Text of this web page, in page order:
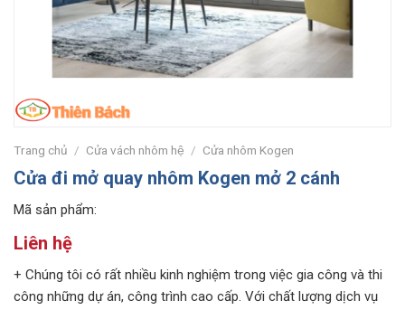
Trang chủ / Cửa vách nhôm hệ / Cửa nhôm Kogen
Cửa đi mở quay nhôm Kogen mở 2 cánh
Mã sản phẩm:
Liên hệ
+ Chúng tôi có rất nhiều kinh nghiệm trong việc gia công và thi
công những dự án, công trình cao cấp. Với chất lượng dịch vụ